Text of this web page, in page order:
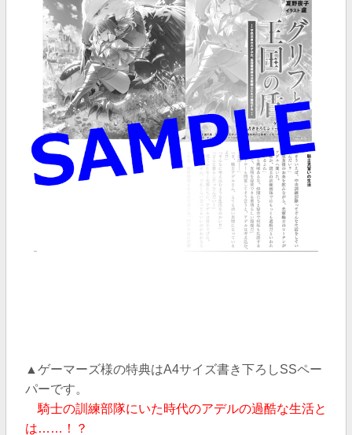
▲ゲーマーズ様の特典はA4サイズ書き下ろしSSペー
パーです。
騎士の訓練部隊にいた時代のアデルの過酷な生活と
は……！？